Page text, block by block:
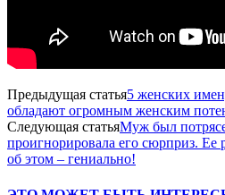
Предыдущая статья5 женских
обладают огромным женским
Следующая статьяМуж был
проигнорировала его сюрприз. Ее
об этом – гениально!